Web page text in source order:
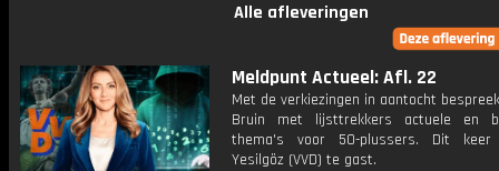
Alle afleveringen
Meldpunt Actueel: Afl. 22
Met de verkiezingen in aantocht
Bruin met lijsttrekkers actuele en
thema's voor 50-plussers. Dit
Yesilgöz (VVD) te gast.